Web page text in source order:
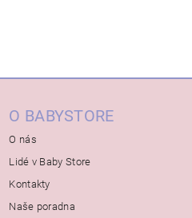
O BABYSTORE
O nás
Lidé v Baby Store
Kontakty
Naše poradna